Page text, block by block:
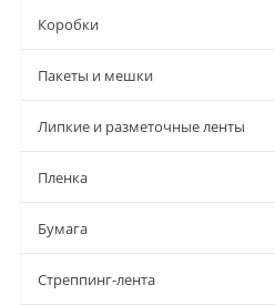
Коробки
Пакеты и мешки
Липкие и разметочные ленты
Пленка
Бумага
Стреппинг-лента